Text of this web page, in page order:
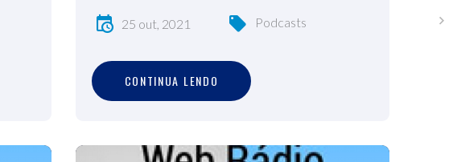
25 out, 2021 Podcasts
CONTINUA LENDO